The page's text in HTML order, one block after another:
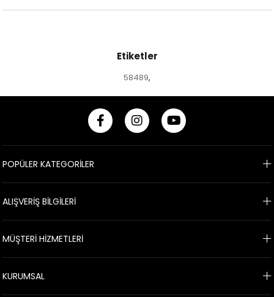
Etiketler
58489,
POPÜLER KATEGORİLER
ALIŞVERİŞ BİLGİLERİ
MÜŞTERİ HİZMETLERİ
KURUMSAL